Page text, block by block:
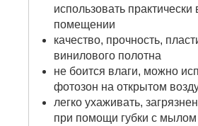
использовать
помещении
качество, прочность,
винилового полотна
не боится влаги, можно
фотозон на открытом
легко ухаживать,
при помощи губки с мылом